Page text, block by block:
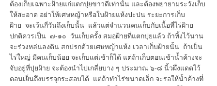
ต้องเก็บเฉพาะฝ้ายแก่แตกปุยขาวดีเท่านั้น และต้องพยายามระวังเก็บ
ให้สะอาด อย่าให้เศษหญ้าหรือใบฝ้ายแห้งปะปน ระยะการเก็บ
ฝ้าย จะเว้นกี่วันถึงเก็บนั้น แล้วแต่จำนวนคนเก็บกับเนื้อที่ไร่ฝ้าย
ปกติควรเป็น ๗-๑๐ วันเก็บครั้ง สมอฝ้ายที่แตกปุยแล้ว ถ้าทิ้งไว้นาน
จะร่วงหล่นลงดิน สกปรกด้วยเศษหญ้าแห้ง เวลาเก็บฝ้ายนั้น ถ้าเป็น
ไร่ใหญ่ มีคนเก็บน้อย จะเก็บแต่เช้าก็ได้ แต่ถ้าเก็บตอนเช้าน้ำค้างจะ
จับอยู่ที่ปุยฝ้าย จะต้องนำไปเกลี่ยบาง ๆ ประมาณ ๖-๘ นิ้วผึ่งแดดไว้
ตอนเย็นถึงบรรจุกระสอบได้ แต่ถ้าทำไร่ขนาดเล็ก จะรอให้น้ำค้างที่